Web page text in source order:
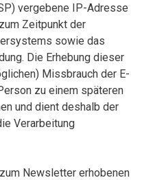
vergebene IP-Adresse
Zeitpunkt der
sowie das
Die Erhebung dieser
Missbrauch der E-
zu einem späteren
und dient deshalb der
Verarbeitung
Newsletter erhobenen